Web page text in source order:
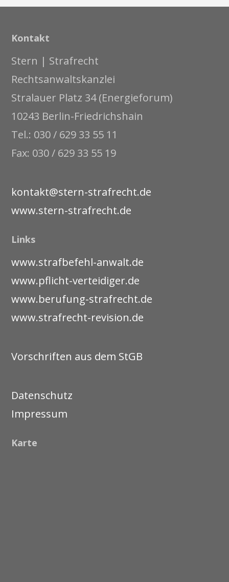
Kontakt
Stern | Strafrecht
Rechtsanwaltskanzlei
Stralauer Platz 34 (Energieforum)
10243 Berlin-Friedrichshain
Tel.: 030 / 629 33 55 11
Fax: 030 / 629 33 55 19
kontakt@stern-strafrecht.de
www.stern-strafrecht.de
Links
www.strafbefehl-anwalt.de
www.pflicht-verteidiger.de
www.berufung-strafrecht.de
www.strafrecht-revision.de
Vorschriften aus dem StGB
Datenschutz
Impressum
Karte